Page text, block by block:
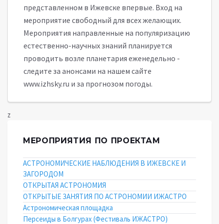
представленном в Ижевске впервые. Вход на
мероприятие свободный для всех желающих.
Мероприятия направленные на популяризацию
естественно-научных знаний планируется
проводить возле планетария еженедельно -
следите за анонсами на нашем сайте
www.izhsky.ru и за прогнозом погоды.
z
МЕРОПРИЯТИЯ ПО ПРОЕКТАМ
АСТРОНОМИЧЕСКИЕ НАБЛЮДЕНИЯ В ИЖЕВСКЕ И
ЗАГОРОДОМ
ОТКРЫТАЯ АСТРОНОМИЯ
ОТКРЫТЫЕ ЗАНЯТИЯ ПО АСТРОНОМИИ ИЖАСТРО
Астрономическая площадка
Персеиды в Болгурах (Фестиваль ИЖАСТРО)